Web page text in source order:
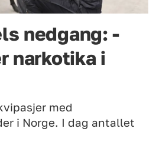
nedgang: -
narkotika i
med
i Norge. I dag antallet